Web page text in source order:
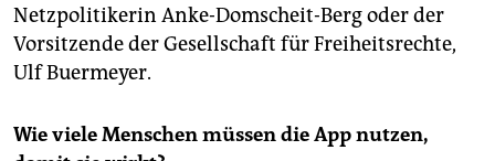
Netzpolitikerin Anke-Domscheit-Berg oder der
Vorsitzende der Gesellschaft für Freiheitsrechte,
Ulf Buermeyer.
Wie viele Menschen müssen die App nutzen,